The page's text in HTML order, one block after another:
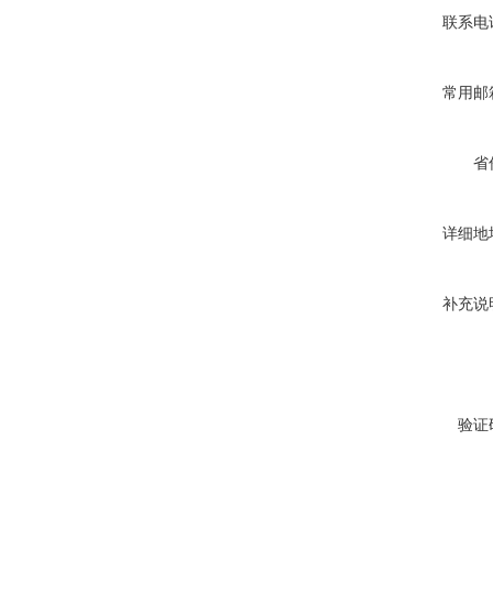
联系电
常用邮
省
详细地
补充说
验证